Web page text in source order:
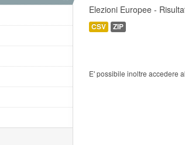
Elezioni Europee -
CSV ZIP
E' possibile inoltre accedere